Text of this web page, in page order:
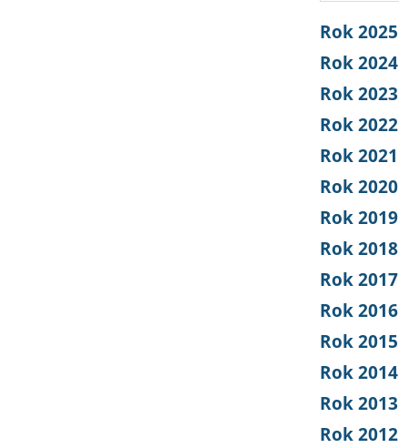
Rok 2025
Rok 2024
Rok 2023
Rok 2022
Rok 2021
Rok 2020
Rok 2019
Rok 2018
Rok 2017
Rok 2016
Rok 2015
Rok 2014
Rok 2013
Rok 2012